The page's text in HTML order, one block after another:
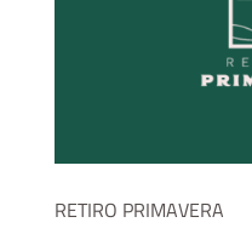
RETIRO PRIMAVERA